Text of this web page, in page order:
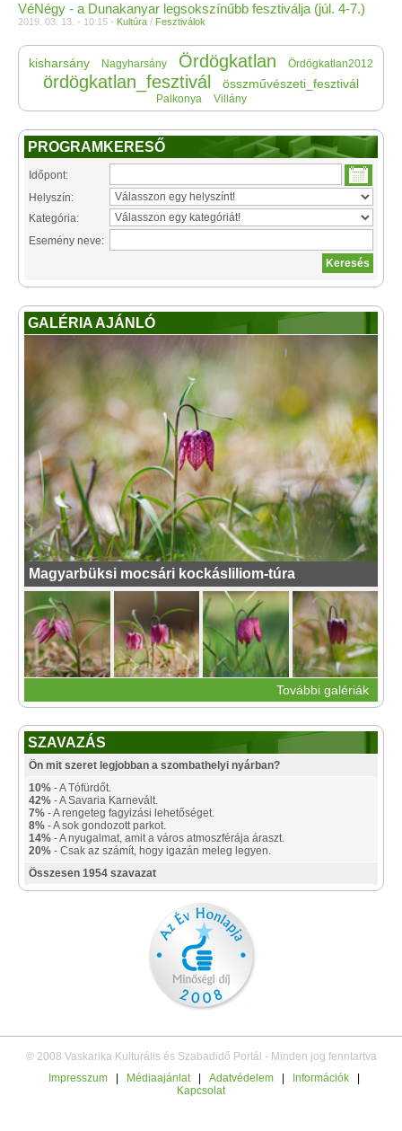
VéNégy - a Dunakanyar legsokszínűbb fesztiválja (júl. 4-7.)
2019. 03. 13. - 10:15 - Kultúra / Fesztiválok
kisharsány Nagyharsány Ördögkatlan Ördögkatlan2012
ördögkatlan_fesztivál összművészeti_fesztivál
Palkonya Villány
PROGRAMKERESŐ
Időpont:
Helyszín:
Kategória:
Esemény neve:
GALÉRIA AJÁNLÓ
Magyarbüksi mocsári kockásliliom-túra
További galériák
SZAVAZÁS
Ön mit szeret legjobban a szombathelyi nyárban?
10% - A Tófürdőt.
42% - A Savaria Karnevált.
7% - A rengeteg fagyizási lehetőséget.
8% - A sok gondozott parkot.
14% - A nyugalmat, amit a város atmoszférája áraszt.
20% - Csak az számít, hogy igazán meleg legyen.
Összesen 1954 szavazat
© 2008 Vaskarika Kulturális és Szabadidő Portál - Minden jog fenntartva
Impresszum
Médiaajánlat Adatvédelem Információk
Kapcsolat